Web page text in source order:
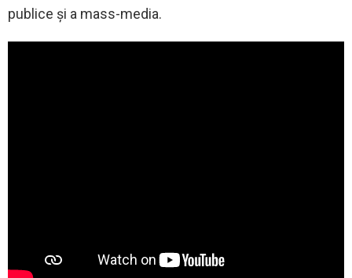
publice și a mass-media.